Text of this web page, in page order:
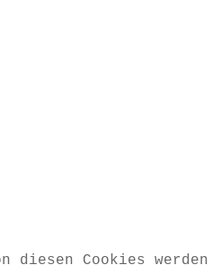
diesen Cookies werden